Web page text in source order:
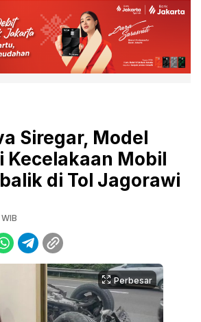
Siregar, Model
Kecelakaan Mobil
di Tol Jagorawi
Perbesar